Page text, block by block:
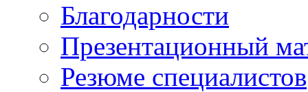
Благодарности
Презентационный
Резюме специалистов